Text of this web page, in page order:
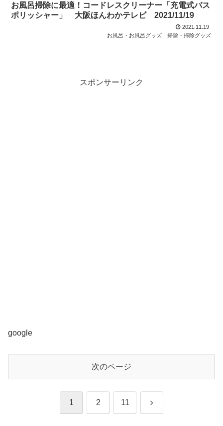
お風呂掃除に最適！コードレスクリーナー「充電式バス
ポリッシャー」 大阪ほんわかテレビ 2021/11/19
2021.11.19
お風呂・お風呂グッズ
掃除・掃除グッズ
スポンサーリンク
google
次のページ
1 2 11 次